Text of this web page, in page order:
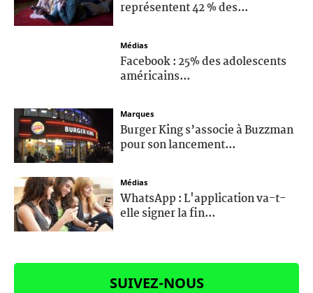
représentent 42 % des...
Médias
Facebook : 25% des adolescents
américains...
Marques
Burger King s’associe à Buzzman
pour son lancement...
Médias
WhatsApp : L'application va-t-
elle signer la fin...
SUIVEZ-NOUS